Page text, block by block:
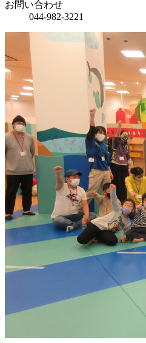
お問い合わせ
044-982-3221